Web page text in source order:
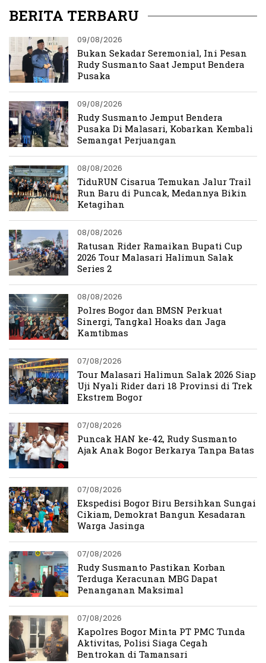
BERITA TERBARU
09/08/2026
Bukan Sekadar Seremonial, Ini Pesan
Rudy Susmanto Saat Jemput Bendera
Pusaka
09/08/2026
Rudy Susmanto Jemput Bendera
Pusaka Di Malasari, Kobarkan Kembali
Semangat Perjuangan
08/08/2026
TiduRUN Cisarua Temukan Jalur Trail
Run Baru di Puncak, Medannya Bikin
Ketagihan
08/08/2026
Ratusan Rider Ramaikan Bupati Cup
2026 Tour Malasari Halimun Salak
Series 2
08/08/2026
Polres Bogor dan BMSN Perkuat
Sinergi, Tangkal Hoaks dan Jaga
Kamtibmas
07/08/2026
Tour Malasari Halimun Salak 2026 Siap
Uji Nyali Rider dari 18 Provinsi di Trek
Ekstrem Bogor
07/08/2026
Puncak HAN ke-42, Rudy Susmanto
Ajak Anak Bogor Berkarya Tanpa Batas
07/08/2026
Ekspedisi Bogor Biru Bersihkan Sungai
Cikiam, Demokrat Bangun Kesadaran
Warga Jasinga
07/08/2026
Rudy Susmanto Pastikan Korban
Terduga Keracunan MBG Dapat
Penanganan Maksimal
07/08/2026
Kapolres Bogor Minta PT PMC Tunda
Aktivitas, Polisi Siaga Cegah
Bentrokan di Tamansari